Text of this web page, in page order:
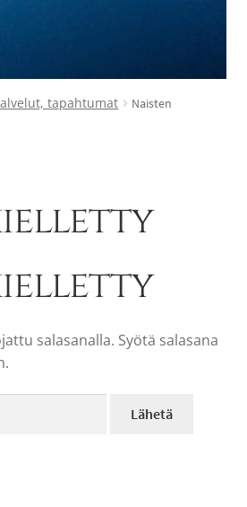
tapahtumat
Naisten
salasanalla. Syötä salasana